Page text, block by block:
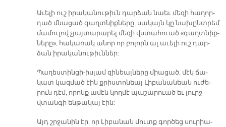
Ա­ւե­լի ուշ ի­րա­կա­նու­թիւն դար­ձան նաեւ մե­զի հա­ղոր­
դած մնա­ցած գաղտ­նիք­նե­րը, սա­կայն կը նա­խընտ­րեմ
մա­մու­լով չյայ­տա­րա­րել մե­զի վստա­հուած «գաղտ­նիք­
նե­րը», հա­կա­ռակ ա­նոր որ բո­լորն ալ ա­ւե­լի ուշ դար­
ձան ի­րա­կա­նու­թիւն­ներ:
Պա­ղես­տին­ցի-իս­լամ զի­նեալ­նե­րը միա­ցած, մէկ ճա­
կատ կազ­մած էին քրիս­տո­նեայ Լի­բա­նա­նեան ու­ժե­
րուն դէմ, ո­րոնք ա­մէն կող­մէ պա­շա­րուած եւ լուրջ
վտան­գի են­թա­կայ էին:
Այդ շրջա­նին էր, որ Լի­բա­նան մուտք գոր­ծեց սու­րիա­